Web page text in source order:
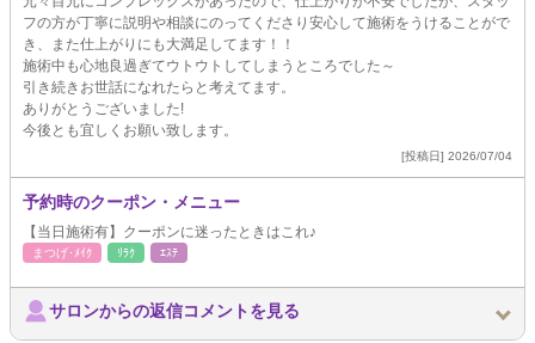
フの方が丁寧に説明や相談にのってくださり安心して施術をうけることがで
き、また仕上がりにも大満足してます！！
施術中も心地良過ぎてウトウトしてしまうところでした～
引き続きお世話になれたらと考えてます。
ありがとうございました!
今後とも宜しくお願い致します。
[投稿日] 2026/07/04
予約時のクーポン・メニュー
【当日施術有】クーポンに迷ったときはこれ♪
まつげ･ﾒｲｸ ﾘﾗｸ ｴｽﾃ
サロンからの返信コメントを見る